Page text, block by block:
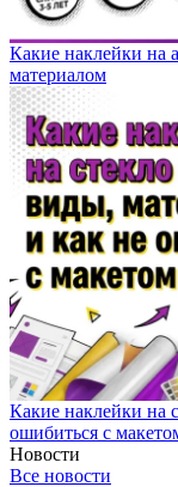
Какие наклейки на
материалом
Какие наклейки на
ошибиться с
Новости
Все новости